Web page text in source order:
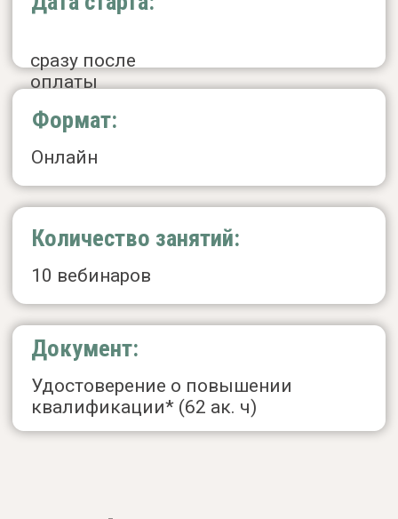
квалификации* (62 ак. ч)
Мы будем учиться
Практиковать техники
сверхкраткосрочной терапии,
которая длитсяот 1 до 5 сессий
Выставлять временные рамки
терапии по длительности